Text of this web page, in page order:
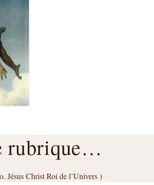
rubrique…
Jésus Christ Roi de l’Univers )